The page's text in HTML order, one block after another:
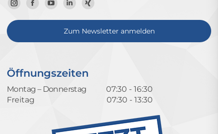
Zum
Instagram-
Zur
Facebook-
Zum
YouTube-
Kanal
Zum
LinkedIn-
Profil
Zum
Xing-
Profil
Zum Newsletter anmelden
Öffnungszeiten
Montag – Donnerstag
07:30 - 16:30
Freitag
07:30 - 13:30